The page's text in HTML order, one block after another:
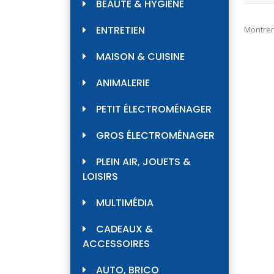
BEAUTÉ & HYGIÈNE
ENTRETIEN
MAISON & CUISINE
ANIMALERIE
PETIT ÉLECTROMÉNAGER
GROS ÉLECTROMÉNAGER
PLEIN AIR, JOUETS &
LOISIRS
MULTIMÉDIA
CADEAUX &
ACCESSOIRES
AUTO, BRICO